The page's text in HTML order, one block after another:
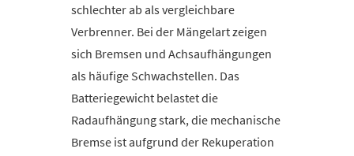
schlechter ab als vergleichbare
Verbrenner. Bei der Mängelart zeigen
sich Bremsen und Achsaufhängungen
als häufige Schwachstellen. Das
Batteriegewicht belastet die
Radaufhängung stark, die mechanische
Bremse ist aufgrund der Rekuperation